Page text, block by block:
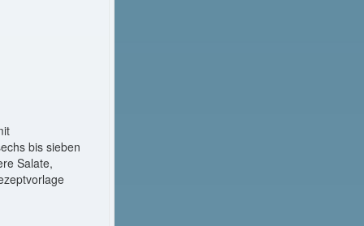
bis sieben
Salate,